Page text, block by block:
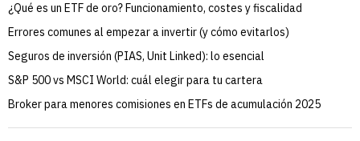
¿Qué es un ETF de oro? Funcionamiento, costes y fiscalidad
Errores comunes al empezar a invertir (y cómo evitarlos)
Seguros de inversión (PIAS, Unit Linked): lo esencial
S&P 500 vs MSCI World: cuál elegir para tu cartera
Broker para menores comisiones en ETFs de acumulación 2025